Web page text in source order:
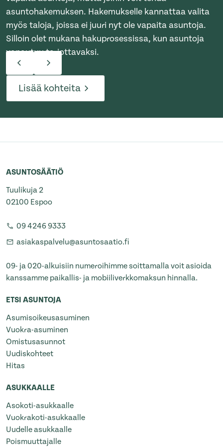
asuntohakemuksen. Hakemukselle kannattaa valita
myös taloja, joissa ei juuri nyt ole vapaita asuntoja.
Silloin olet mukana hakuprosessissa, kun asuntoja
vapautuu tarjottavaksi.
Lisää kohteita
ASUNTOSÄÄTIÖ
Tuulikuja 2
02100 Espoo
09 4246 9333
asiakaspalvelu@asuntosaatio.fi
09- ja 020-alkuisiin numeroihimme soittamalla voit asioida
kanssamme paikallis- ja mobiiliverkkomaksun hinnalla.
ETSI ASUNTOJA
Asumisoikeusasuminen
Vuokra-asuminen
Omistusasunnot
Uudiskohteet
Hitas
ASUKKAALLE
Asokoti-asukkaalle
Vuokrakoti-asukkaalle
Uudelle asukkaalle
Poismuuttajalle